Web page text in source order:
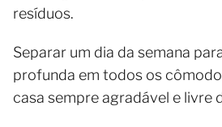
resíduos.
Separar um dia da semana
profunda em todos os
casa sempre agradável e livre